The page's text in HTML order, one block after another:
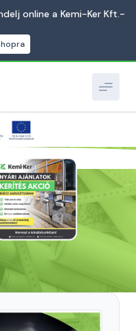
online a Kemi-Ker Kft.-